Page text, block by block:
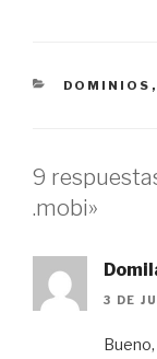
DOMINIOS ,
9
.mobi»
3 DE